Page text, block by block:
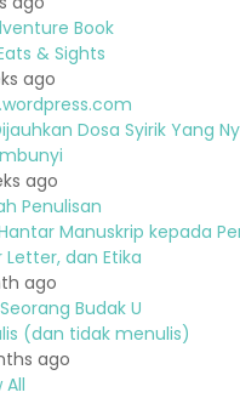
Book
& Sights
ago
Dosa Syirik Yang
ago
Penulisan
Manuskrip kepada
Letter, dan Etika
ago
Budak U
(dan tidak menulis)
ago
All